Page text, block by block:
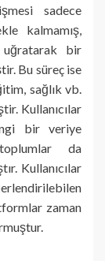
sadece
kalmamış,
uğratarak bir
Bu süreç ise
sağlık vb.
Kullanıcılar
bir veriye
da
Kullanıcılar
zaman